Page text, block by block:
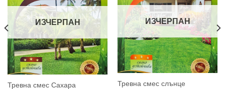
ИЗЧЕРПАН
Тревна смес Сахара
This
ИЗЧЕРПАН
Тревна смес слънце
This